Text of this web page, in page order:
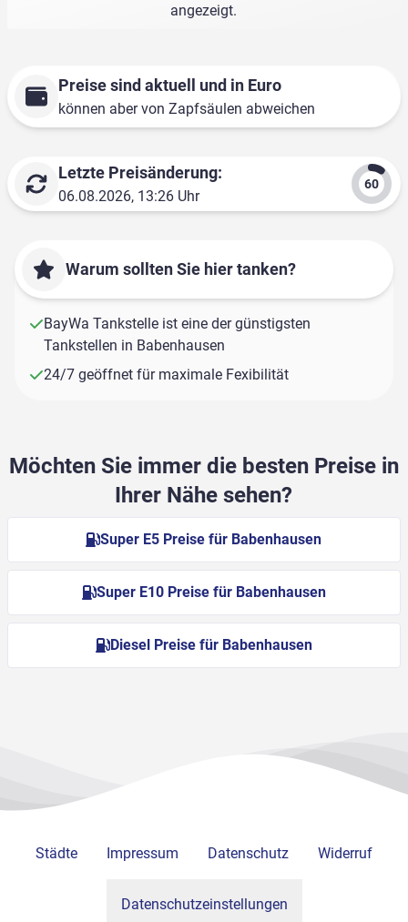
angezeigt.
Preise sind aktuell und in Euro
können aber von Zapfsäulen abweichen
Letzte Preisänderung:
06.08.2026, 13:26 Uhr
Warum sollten Sie hier tanken?
BayWa Tankstelle ist eine der günstigsten
Tankstellen in Babenhausen
24/7 geöffnet für maximale Fexibilität
Möchten Sie immer die besten Preise in
Ihrer Nähe sehen?
Super E5 Preise für Babenhausen
Super E10 Preise für Babenhausen
Diesel Preise für Babenhausen
Städte Impressum Datenschutz Widerruf
Datenschutzeinstellungen